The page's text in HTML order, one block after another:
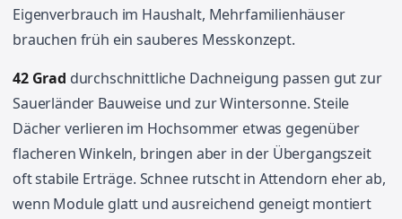
Eigenverbrauch im Haushalt, Mehrfamilienhäuser
brauchen früh ein sauberes Messkonzept.
42 Grad durchschnittliche Dachneigung passen gut zur
Sauerländer Bauweise und zur Wintersonne. Steile
Dächer verlieren im Hochsommer etwas gegenüber
flacheren Winkeln, bringen aber in der Übergangszeit
oft stabile Erträge. Schnee rutscht in Attendorn eher ab,
wenn Module glatt und ausreichend geneigt montiert